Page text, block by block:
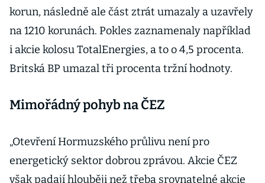
korun, následně ale část ztrát umazaly a uzavřely
na 1210 korunách. Pokles zaznamenaly například
i akcie kolosu TotalEnergies, a to o 4,5 procenta.
Britská BP umazal tři procenta tržní hodnoty.
Mimořádný pohyb na ČEZ
„Otevření Hormuzského průlivu není pro
energetický sektor dobrou zprávou. Akcie ČEZ
však padají hlouběji než třeba srovnatelné akcie